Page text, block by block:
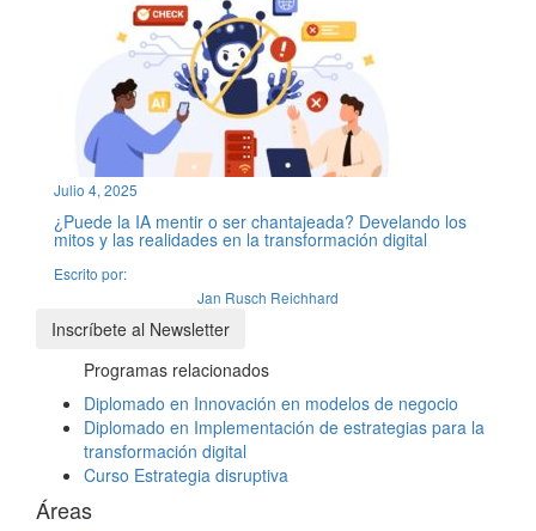
Julio 4, 2025
¿Puede la IA mentir o ser chantajeada? Develando los
mitos y las realidades en la transformación digital
Escrito por:
Jan Rusch Reichhard
Inscríbete al Newsletter
Programas relacionados
Diplomado en Innovación en modelos de negocio
Diplomado en Implementación de estrategias para la
transformación digital
Curso Estrategia disruptiva
Áreas